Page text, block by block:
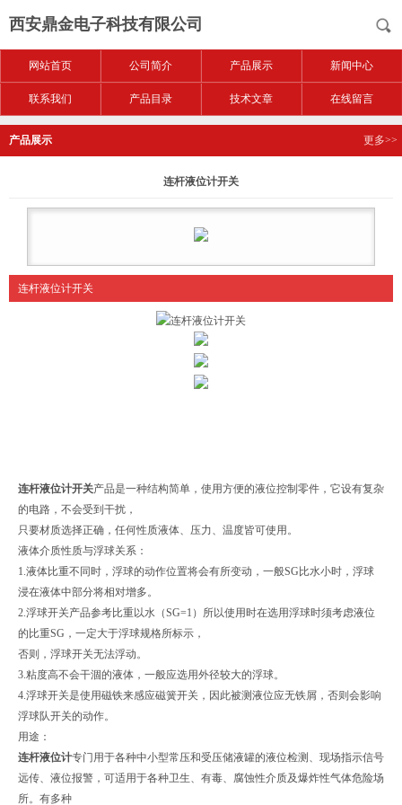
西安鼎金电子科技有限公司
网站首页 公司简介 产品展示 新闻中心
联系我们 产品目录 技术文章 在线留言
产品展示 更多>>
连杆液位计开关
连杆液位计开关
连杆液位计开关产品是一种结构简单，使用方便的液位控制零件，它设有复杂
的电路，不会受到干扰，
只要材质选择正确，任何性质液体、压力、温度皆可使用。
液体介质性质与浮球关系：
1.液体比重不同时，浮球的动作位置将会有所变动，一般SG比水小时，浮球
浸在液体中部分将相对增多。
2.浮球开关产品参考比重以水（SG=1）所以使用时在选用浮球时须考虑液位
的比重SG，一定大于浮球规格所标示，
否则，浮球开关无法浮动。
3.粘度高不会干涸的液体，一般应选用外径较大的浮球。
4.浮球开关是使用磁铁来感应磁簧开关，因此被测液位应无铁屑，否则会影响
浮球队开关的动作。
用途：
连杆液位计专门用于各种中小型常压和受压储液罐的液位检测、现场指示信号
远传、液位报警，可适用于各种卫生、有毒、腐蚀性介质及爆炸性气体危险场
所。有多种